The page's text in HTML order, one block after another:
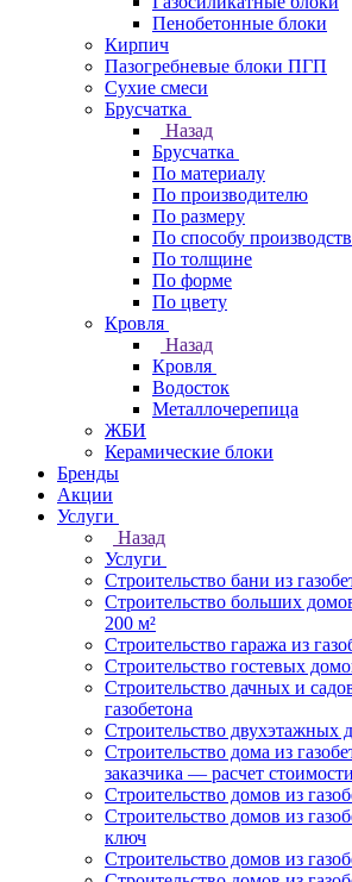
Пенобетонные блоки
Кирпич
Пазогребневые блоки ПГП
Сухие смеси
Брусчатка
Назад
Брусчатка
По материалу
По производителю
По размеру
По способу
По толщине
По форме
По цвету
Кровля
Назад
Кровля
Водосток
Металлочерепица
ЖБИ
Керамические блоки
Бренды
Акции
Услуги
Назад
Услуги
Строительство бани из
Строительство больших
200 м²
Строительство гаража из
Строительство гостевых
Строительство дачных и
газобетона
Строительство двухэтажных
Строительство дома из
заказчика — расчет стоимости
Строительство домов из
Строительство домов из
ключ
Строительство домов из